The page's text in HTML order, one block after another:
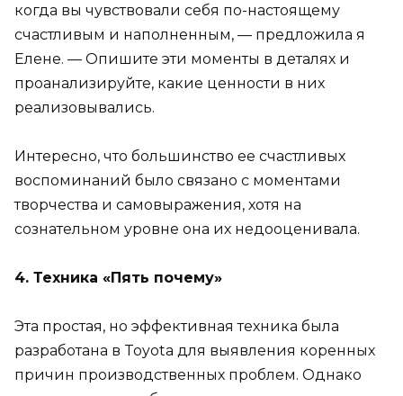
когда вы чувствовали себя по-настоящему
счастливым и наполненным, — предложила я
Елене. — Опишите эти моменты в деталях и
проанализируйте, какие ценности в них
реализовывались.
Интересно, что большинство ее счастливых
воспоминаний было связано с моментами
творчества и самовыражения, хотя на
сознательном уровне она их недооценивала.
4. Техника «Пять почему»
Эта простая, но эффективная техника была
разработана в Toyota для выявления коренных
причин производственных проблем. Однако